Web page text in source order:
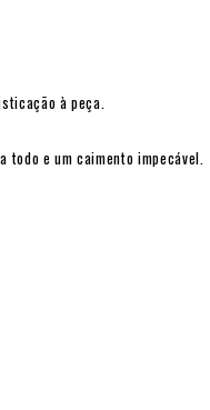
à peça.
e um caimento impecável.